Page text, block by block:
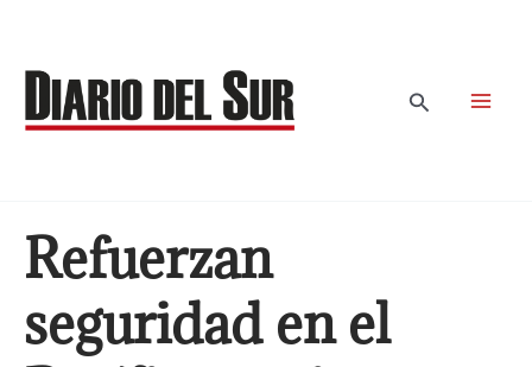
contenido
Buscar
Refuerzan
seguridad en el